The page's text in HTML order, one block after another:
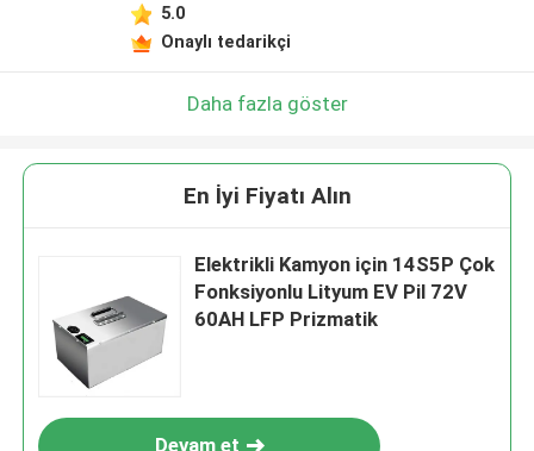
5.0
Onaylı tedarikçi
Daha fazla göster
En İyi Fiyatı Alın
Elektrikli Kamyon için 14S5P Çok
Fonksiyonlu Lityum EV Pil 72V
60AH LFP Prizmatik
Devam et